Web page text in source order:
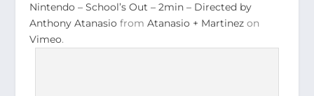
Nintendo – School’s Out – 2min – Directed by
Anthony Atanasio fromAtanasio + Martinez on
Vimeo.